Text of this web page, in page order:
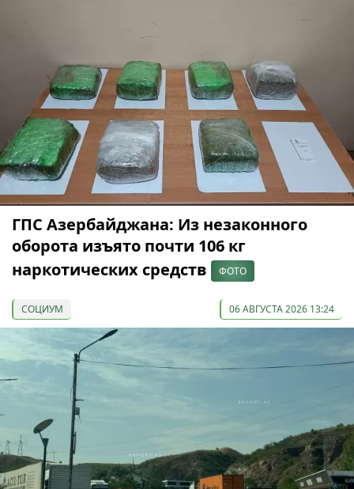
ГПС Азербайджана: Из незаконного
оборота изъято почти 106 кг
наркотических средств
ФОТО
СОЦИУМ 06 АВГУСТА 2026 13:24